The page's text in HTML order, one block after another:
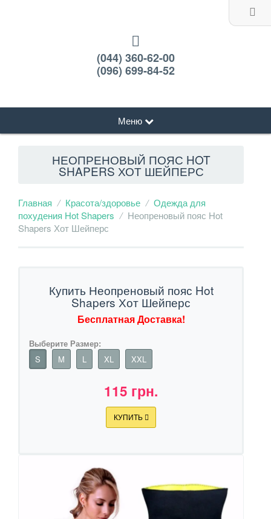
(044) 360-62-00
(096) 699-84-52
Меню
НЕОПРЕНОВЫЙ ПОЯС HOT
SHAPERS ХОТ ШЕЙПЕРС
Главная Красота/здоровье
Одежда для
похудения Hot Shapers
Неопреновый пояс Hot
Shapers Хот Шейперс
Купить Неопреновый пояс Hot
Shapers Хот Шейперс
Бесплатная Доставка!
Выберите Размер:
S
M L XL XXL
115 грн.
КУПИТЬ